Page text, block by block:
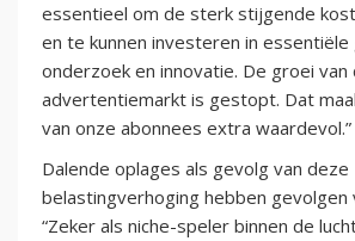
essentieel om de sterk stijgende
en te kunnen investeren in essentiële
onderzoek en innovatie. De groei van
advertentiemarkt is gestopt. Dat
van onze abonnees extra waardevol.”
Dalende oplages als gevolg van deze
belastingverhoging hebben gevolgen
“Zeker als niche-speler binnen de